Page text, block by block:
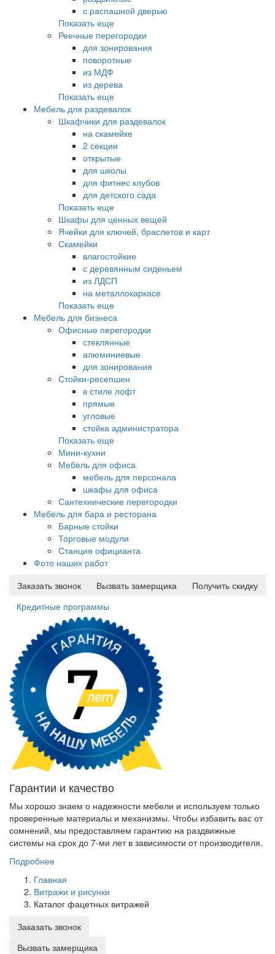
с распашной дверью
Показать еще
Реечные перегородки
для зонирования
поворотные
из МДФ
из дерева
Показать еще
Мебель для раздевалок
Шкафчики для раздевалок
на скамейке
2 секции
открытые
для школы
для фитнес клубов
для детского сада
Показать еще
Шкафы для ценных вещей
Ячейки для ключей, браслетов и карт
Скамейки
влагостойкие
с деревянным сиденьем
из ЛДСП
на металлокаркасе
Показать еще
Мебель для бизнеса
Офисные перегородки
стеклянные
алюминиевые
для зонирования
Стойки-ресепшен
в стиле лофт
прямые
угловые
стойка администратора
Показать еще
Мини-кухни
Мебель для офиса
мебель для персонала
шкафы для офиса
Сантехнические перегородки
Мебель для бара и ресторана
Барные стойки
Торговые модули
Станция официанта
Фото наших работ
Заказать звонок
Вызвать замерщика
Получить скидку
Кредитные программы
Гарантии и качество
Мы хорошо знаем о надежности мебели и используем только
проверенные материалы и механизмы. Чтобы избавить вас от
сомнений, мы предоставляем гарантию на раздвижные
системы на срок до 7-ми лет в зависимости от производителя.
Подробнее
Главная
Витражи и рисунки
Каталог фацетных витражей
Заказать звонок
Вызвать замерщика